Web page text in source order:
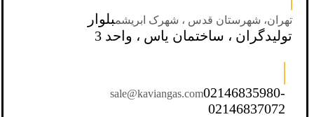
تهران، شهرستان قدس ، شهرک ابریشمبلوار
تولیدگران ، ساختمان یاس ، واحد 3
sale@kaviangas.com02146835980-
02146837072